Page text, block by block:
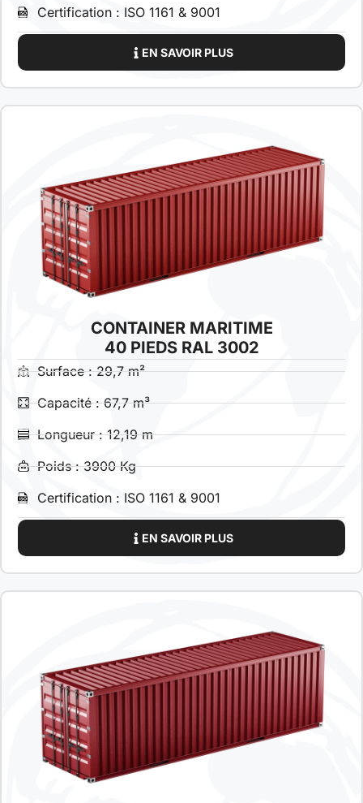
Certification : ISO 1161 & 9001
EN SAVOIR PLUS
CONTAINER MARITIME
40 PIEDS RAL 3002
Surface : 29,7 m²
Capacité : 67,7 m³
Longueur : 12,19 m
Poids : 3900 Kg
Certification : ISO 1161 & 9001
EN SAVOIR PLUS